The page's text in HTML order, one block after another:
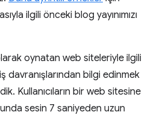
ilgili önceki blog yayınımızı
oynatan web siteleriyle ilgili
davranışlarından bilgi edinmek
Kullanıcıların bir web sitesine
sesin 7 saniyeden uzun